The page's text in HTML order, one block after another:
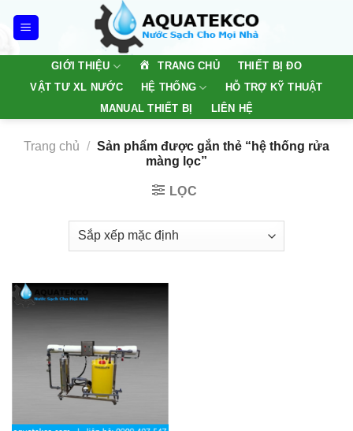
GIỚI THIỆU TRANG CHỦ
THIẾT BỊ ĐO
VẬT TƯ XL NƯỚC
HỆ THỐNG
HỖ TRỢ KỸ THUẬT
MANUAL THIẾT BỊ
LIÊN HỆ
Trang chủ / Sản phẩm được gắn thẻ “hệ thống rửa
màng lọc”
LỌC